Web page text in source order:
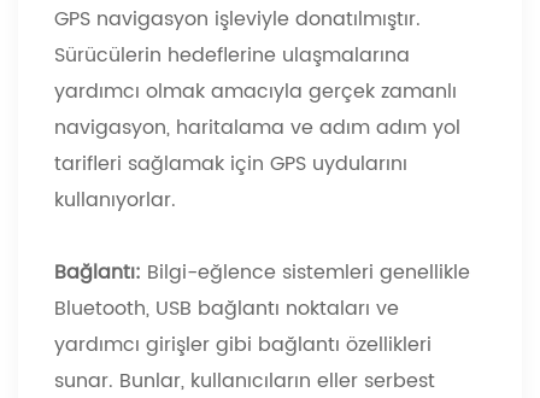
GPS navigasyon işleviyle donatılmıştır.
Sürücülerin hedeflerine ulaşmalarına
yardımcı olmak amacıyla gerçek zamanlı
navigasyon, haritalama ve adım adım yol
tarifleri sağlamak için GPS uydularını
kullanıyorlar.
Bağlantı: Bilgi-eğlence sistemleri genellikle
Bluetooth, USB bağlantı noktaları ve
yardımcı girişler gibi bağlantı özellikleri
sunar. Bunlar, kullanıcıların eller serbest